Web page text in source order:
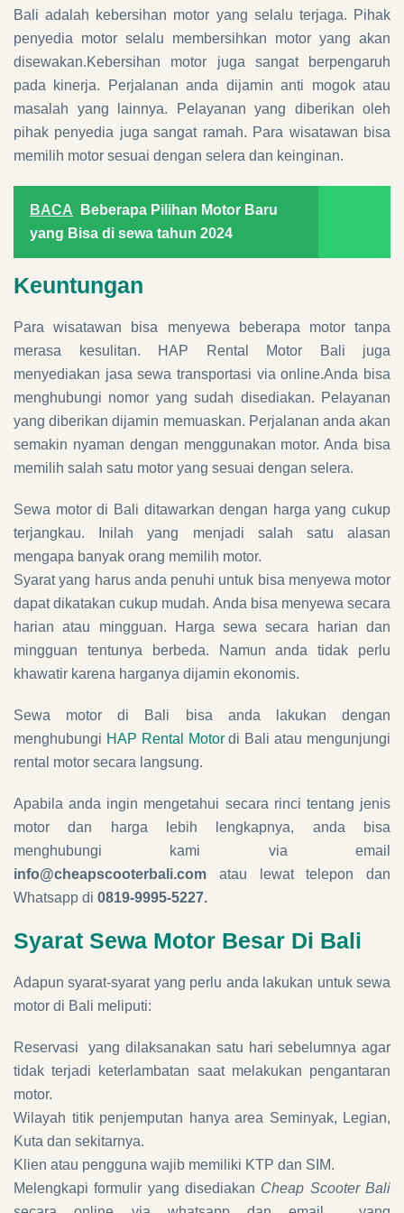
Bali adalah kebersihan motor yang selalu terjaga. Pihak
penyedia motor selalu membersihkan motor yang akan
disewakan.Kebersihan motor juga sangat berpengaruh
pada kinerja. Perjalanan anda dijamin anti mogok atau
masalah yang lainnya. Pelayanan yang diberikan oleh
pihak penyedia juga sangat ramah. Para wisatawan bisa
memilih motor sesuai dengan selera dan keinginan.
BACA
Beberapa Pilihan Motor Baru
yang Bisa di sewa tahun 2024
Keuntungan
Para wisatawan bisa menyewa beberapa motor tanpa
merasa kesulitan. HAP Rental Motor Bali juga
menyediakan jasa sewa transportasi via online.Anda bisa
menghubungi nomor yang sudah disediakan. Pelayanan
yang diberikan dijamin memuaskan. Perjalanan anda akan
semakin nyaman dengan menggunakan motor. Anda bisa
memilih salah satu motor yang sesuai dengan selera.
Sewa motor di Bali ditawarkan dengan harga yang cukup
terjangkau. Inilah yang menjadi salah satu alasan
mengapa banyak orang memilih motor.
Syarat yang harus anda penuhi untuk bisa menyewa motor
dapat dikatakan cukup mudah. Anda bisa menyewa secara
harian atau mingguan. Harga sewa secara harian dan
mingguan tentunya berbeda. Namun anda tidak perlu
khawatir karena harganya dijamin ekonomis.
Sewa motor di Bali bisa anda lakukan dengan
menghubungi HAP Rental Motordi Bali atau mengunjungi
rental motor secara langsung.
Apabila anda ingin mengetahui secara rinci tentang jenis
motor dan harga lebih lengkapnya, anda bisa
menghubungi kami via email
info@cheapscooterbali.com atau lewat telepon dan
Whatsapp di 0819-9995-5227.
Syarat Sewa Motor Besar Di Bali
Adapun syarat-syarat yang perlu anda lakukan untuk sewa
motor di Bali meliputi:
Reservasi yang dilaksanakan satu hari sebelumnya agar
tidak terjadi keterlambatan saat melakukan pengantaran
motor.
Wilayah titik penjemputan hanya area Seminyak, Legian,
Kuta dan sekitarnya.
Klien atau pengguna wajib memiliki KTP dan SIM.
Melengkapi formulir yang disediakan Cheap Scooter Bali